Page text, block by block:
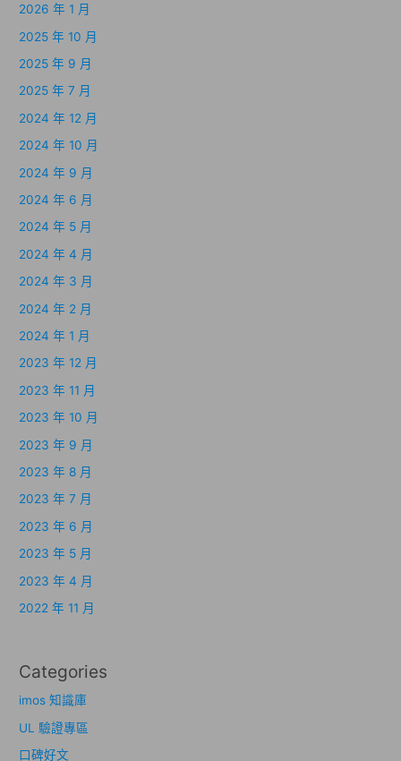
2026 年 1 月
2025 年 10 月
2025 年 9 月
2025 年 7 月
2024 年 12 月
2024 年 10 月
2024 年 9 月
2024 年 6 月
2024 年 5 月
2024 年 4 月
2024 年 3 月
2024 年 2 月
2024 年 1 月
2023 年 12 月
2023 年 11 月
2023 年 10 月
2023 年 9 月
2023 年 8 月
2023 年 7 月
2023 年 6 月
2023 年 5 月
2023 年 4 月
2022 年 11 月
Categories
imos 知識庫
UL 驗證專區
口碑好文